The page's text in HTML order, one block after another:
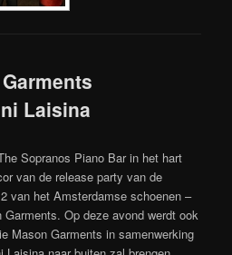
Laisina
Sopranos Piano Bar in het hart
van de release party van de
van het Amsterdamse schoenen –
Op deze avond werdt ook
Mason Garments in samenwerking